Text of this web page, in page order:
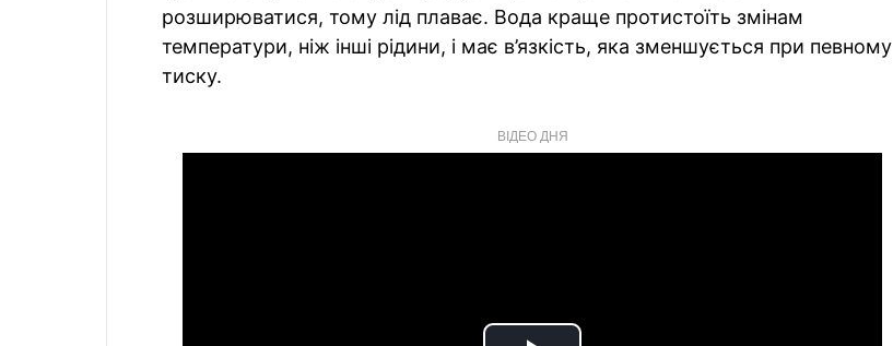
розширюватися, тому лід плаває. Вода краще протистоїть змінам
температури, ніж інші рідини, і має в’язкість, яка зменшується при певному
тиску.
ВІДЕО ДНЯ